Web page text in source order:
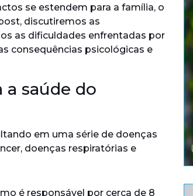
se estendem para a família, o
discutiremos as
as dificuldades enfrentadas por
consequências psicológicas e
saúde do
em uma série de doenças
doenças respiratórias e
é responsável por cerca de 8